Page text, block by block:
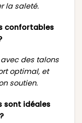
la saleté.
confortables
des talons
optimal, et
soutien.
sont idéales